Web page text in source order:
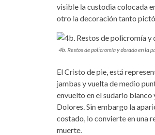
visible la custodia colocada
otro la decoración tanto
4b. Restos de policromía y dorado en la
El Cristo de pie, está
jambas y vuelta de medio
envuelto en el sudario blanco
Dolores. Sin embargo la
costado, lo convierte en una
muerte.